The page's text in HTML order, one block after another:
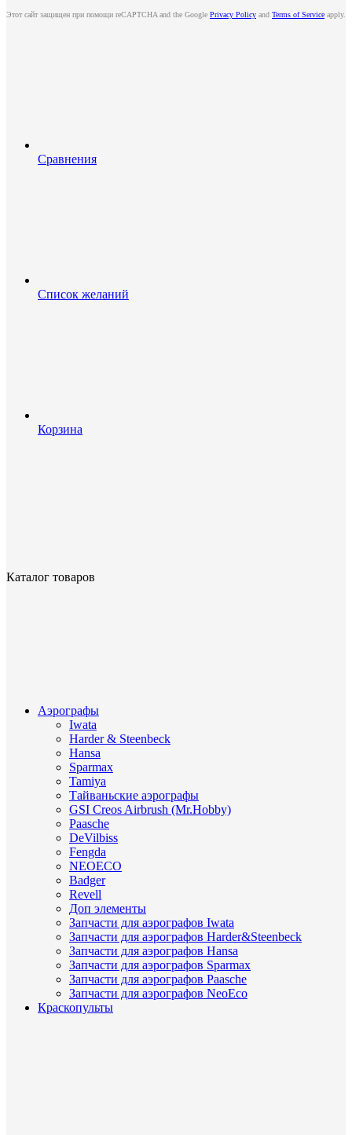
Этот сайт защищен при помощи reCAPTCHA and the Google Privacy Policy and Terms of Service apply.
Сравнения
Список желаний
Корзина
Каталог товаров
Аэрографы
Iwata
Harder & Steenbeck
Hansa
Sparmax
Tamiya
Тайваньские аэрографы
GSI Creos Airbrush (Mr.Hobby)
Paasche
DeVilbiss
Fengda
NEOECO
Badger
Revell
Доп элементы
Запчасти для аэрографов Iwata
Запчасти для аэрографов Harder&Steenbeck
Запчасти для аэрографов Hansa
Запчасти для аэрографов Sparmax
Запчасти для аэрографов Paasche
Запчасти для аэрографов NeoEco
Краскопульты